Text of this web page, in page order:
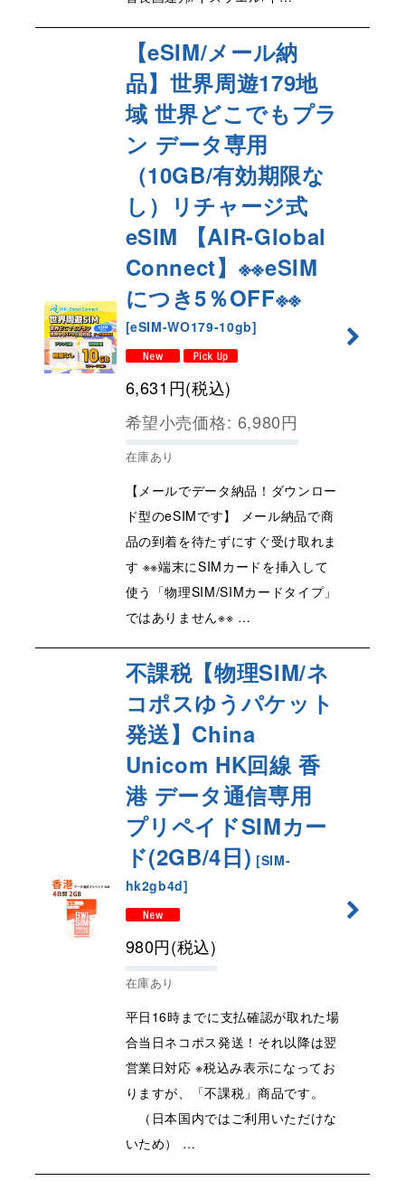
【eSIM/メール納
品】世界周遊179地
域 世界どこでもプラ
ン データ専用
（10GB/有効期限な
し）リチャージ式
eSIM 【AIR-Global
Connect】※※eSIM
につき5％OFF※※
[eSIM-WO179-10gb]
6,631円(税込)
希望小売価格: 6,980円
在庫あり
【メールでデータ納品！ダウンロー
ド型のeSIMです】 メール納品で商
品の到着を待たずにすぐ受け取れま
す ※※端末にSIMカードを挿入して
使う「物理SIM/SIMカードタイプ」
ではありません※※ …
不課税【物理SIM/ネ
コポスゆうパケット
発送】China
Unicom HK回線 香
港 データ通信専用
プリペイドSIMカー
ド(2GB/4日) [SIM-
hk2gb4d]
980円(税込)
在庫あり
平日16時までに支払確認が取れた場
合当日ネコポス発送！それ以降は翌
営業日対応 ※税込み表示になってお
りますが、「不課税」商品です。
（日本国内ではご利用いただけな
いため） …